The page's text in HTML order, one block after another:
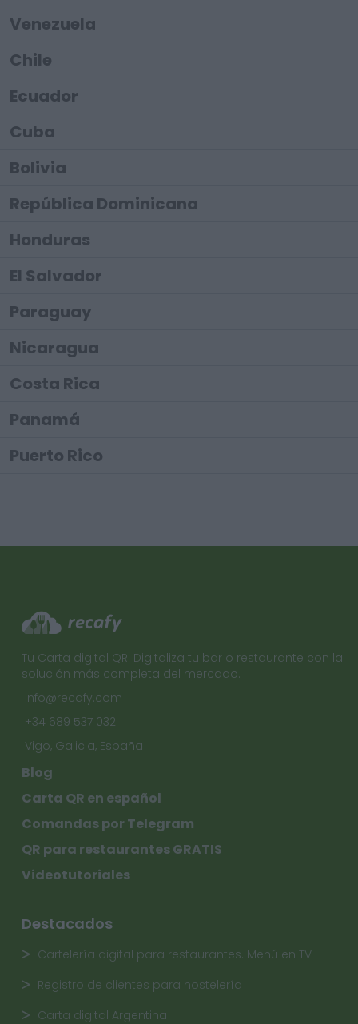
Venezuela
Chile
Ecuador
Cuba
Bolivia
República Dominicana
Honduras
El Salvador
Paraguay
Nicaragua
Costa Rica
Panamá
Puerto Rico
Tu Carta digital QR. Digitaliza tu bar o restaurante con la
solución más completa del mercado.
info@recafy.com
+34 689 537 032
Vigo, Galicia, España
Blog
Carta QR en español
Comandas por Telegram
QR para restaurantes GRATIS
Videotutoriales
Destacados
Cartelería digital para restaurantes. Menú en TV
Registro de clientes para hostelería
Carta digital Argentina